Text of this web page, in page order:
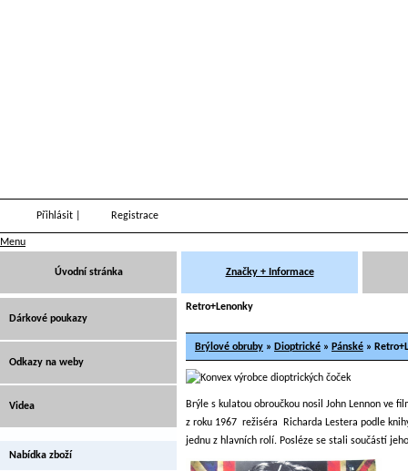
Přihlásit Registrace
Menu
Úvodní stránka Značky + Informace
Retro+Lenonky
Brýlové obruby » Dioptrické » Pánské »
Brýle s kulatou obroučkou nosil John Lennon ve
z roku 1967 režiséra Richarda Lestera podle
jednu z hlavních rolí. Posléze se stali součástí
Dárkové poukazy
Odkazy na weby
Videa
Nabídka zboží